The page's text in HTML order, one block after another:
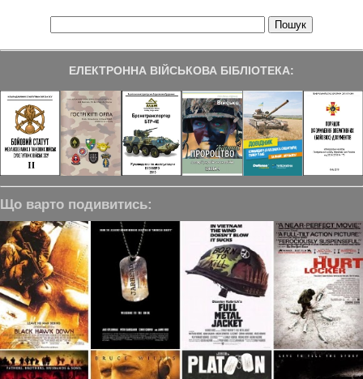
ЕЛЕКТРОННА ВІЙСЬКОВА БІБЛІОТЕКА:
Що варто подивитись: